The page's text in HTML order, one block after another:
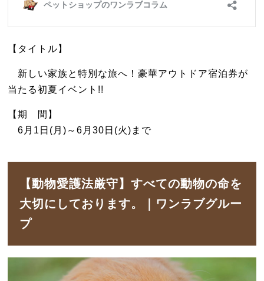
【タイトル】
新しい家族と特別な旅へ！豪華アウトドア宿泊券が
当たる初夏イベント!!
【期 間】
6月1日(月)～6月30日(火)まで
【動物愛護法厳守】すべての動物の命を
大切にしております。｜ワンラブグルー
プ